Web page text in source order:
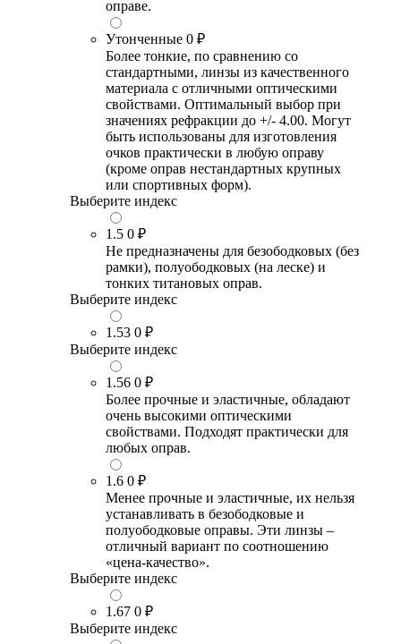
оправе.
Утонченные 0 ₽
Более тонкие, по сравнению со
стандартными, линзы из качественного
материала с отличными оптическими
свойствами. Оптимальный выбор при
значениях рефракции до +/- 4.00. Могут
быть использованы для изготовления
очков практически в любую оправу
(кроме оправ нестандартных крупных
или спортивных форм).
Выберите индекс
1.5 0 ₽
Не предназначены для безободковых (без
рамки), полуободковых (на леске) и
тонких титановых оправ.
Выберите индекс
1.53 0 ₽
Выберите индекс
1.56 0 ₽
Более прочные и эластичные, обладают
очень высокими оптическими
свойствами. Подходят практически для
любых оправ.
1.6 0 ₽
Менее прочные и эластичные, их нельзя
устанавливать в безободковые и
полуободковые оправы. Эти линзы –
отличный вариант по соотношению
«цена-качество».
Выберите индекс
1.67 0 ₽
Выберите индекс